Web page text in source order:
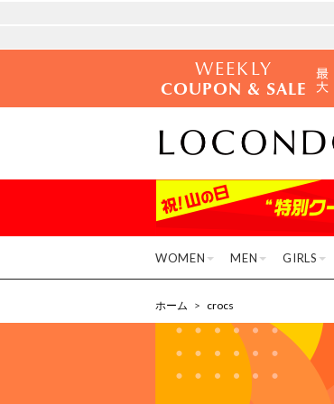
WEEKLY
COUPON & SALE
WOMEN MEN GIRLS
ホーム > crocs